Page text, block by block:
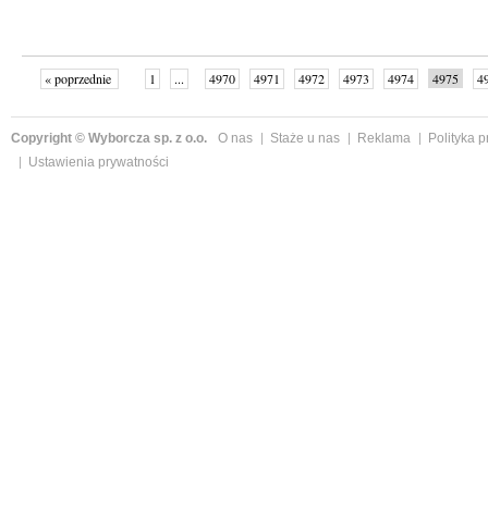
« poprzednie 1 ... 4970 4971 4972 4973 4974 4975
Copyright © Wyborcza sp. z o.o. O nas Staże u nas Reklama
Polityka
Ustawienia prywatności